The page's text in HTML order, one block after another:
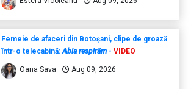
Femeie de afaceri din Botoșani, clipe de groază
într-o telecabină:Abia respirăm - VIDEO
Oana Sava Aug 09, 2026